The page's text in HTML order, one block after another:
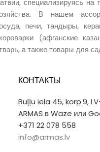
специализируясь на
В нашем
печи, тандыры,
(афганские
а также товары для
КОНТАКТЫ
Buļļu iela 45, korp.9,
ARMAS в Waze или
+371 22 078 558
info@armas.lv